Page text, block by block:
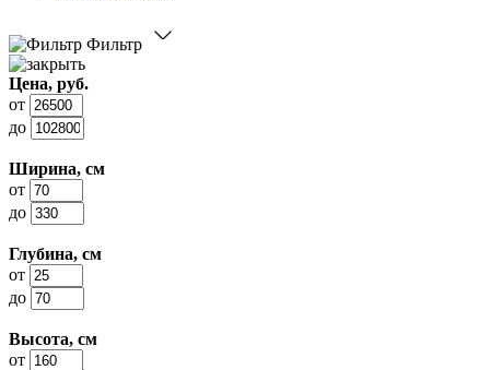
Фильтр
Цена, руб.
от
до
Ширина, см
от
до
Глубина, см
от
до
Высота, см
от